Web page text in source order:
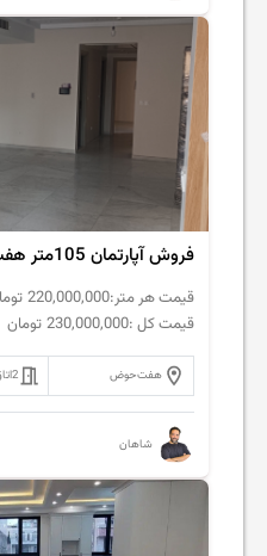
فروش آپارتمان 105متر هفت حوض کلید نخورده
قیمت هر متر:220,000,000
قیمت کل :230,000,000 تومان
هفت‌حوض 2
شاهان